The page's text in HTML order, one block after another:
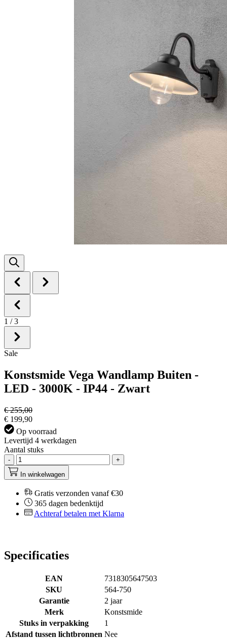
1 / 3
Sale
Konstsmide Vega Wandlamp Buiten -
LED - 3000K - IP44 - Zwart
€ 255,00
€ 199,90
Op voorraad
Levertijd 4 werkdagen
Aantal stuks
-
+
In winkelwagen
Gratis verzonden vanaf €30
365 dagen bedenktijd
Achteraf betalen met Klarna
Specificaties
EAN
7318305647503
SKU
564-750
Garantie
2 jaar
Merk
Konstsmide
Stuks in verpakking
1
Afstand tussen lichtbronnen Nee